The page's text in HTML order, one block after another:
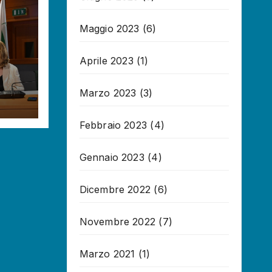
Maggio 2023 (6)
Aprile 2023 (1)
Marzo 2023 (3)
Febbraio 2023 (4)
Gennaio 2023 (4)
Dicembre 2022 (6)
Novembre 2022 (7)
Marzo 2021 (1)